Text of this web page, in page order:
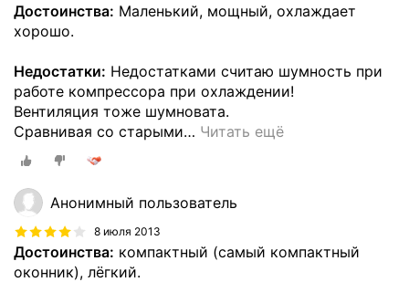
Достоинства: Маленький, мощный, охлаждает
хорошо.
Недостатки: Недостатками считаю шумность при
работе компрессора при охлаждении!
Вентиляция тоже шумновата.
Сравнивая со старыми… Читать ещё
Анонимный пользователь
8 июля 2013
Достоинства: компактный (самый компактный
оконник), лёгкий.